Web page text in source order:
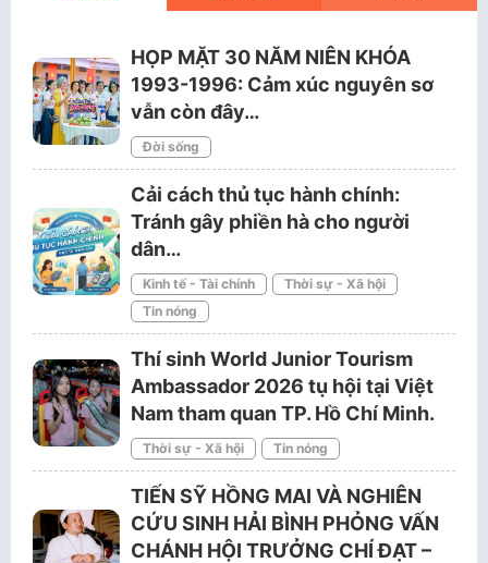
HỌP MẶT 30 NĂM NIÊN KHÓA
1993-1996: Cảm xúc nguyên sơ
vẫn còn đây…
Đời sống
Cải cách thủ tục hành chính:
Tránh gây phiền hà cho người
dân…
Kinh tế - Tài chính
Thời sự - Xã hội
Tin nóng
Thí sinh World Junior Tourism
Ambassador 2026 tụ hội tại Việt
Nam tham quan TP. Hồ Chí Minh.
Thời sự - Xã hội Tin nóng
TIẾN SỸ HỒNG MAI VÀ NGHIÊN
CỨU SINH HẢI BÌNH PHỎNG VẤN
CHÁNH HỘI TRƯỞNG CHÍ ĐẠT –